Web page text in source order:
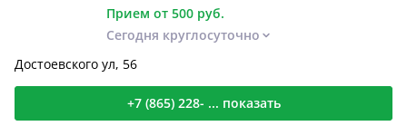
Прием от 500 руб.
Сегодня круглосуточно
Достоевского ул, 56
+7 (865) 228- ... показать